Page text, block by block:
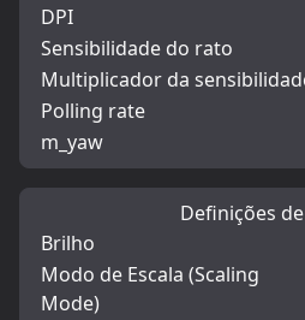
DPI
Sensibilidade do rato
Multiplicador da
Polling rate
m_yaw
Definições
Brilho
Modo de Escala (Scaling
Mode)